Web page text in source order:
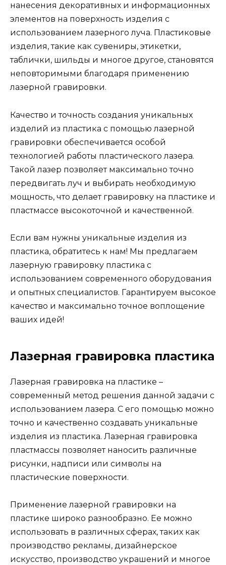
нанесения декоративных и информационных
элементов на поверхность изделия с
использованием лазерного луча. Пластиковые
изделия, такие как сувениры, этикетки,
таблички, шильды и многое другое, становятся
неповторимыми благодаря применению
лазерной гравировки.
Качество и точность создания уникальных
изделий из пластика с помощью лазерной
гравировки обеспечивается особой
технологией работы пластического лазера.
Такой лазер позволяет максимально точно
передвигать луч и выбирать необходимую
мощность, что делает гравировку на пластике и
пластмассе высокоточной и качественной.
Если вам нужны уникальные изделия из
пластика, обратитесь к нам! Мы предлагаем
лазерную гравировку пластика с
использованием современного оборудования
и опытных специалистов. Гарантируем высокое
качество и максимально точное воплощение
ваших идей!
Лазерная гравировка пластика
Лазерная гравировка на пластике –
современный метод решения данной задачи с
использованием лазера. С его помощью можно
точно и качественно создавать уникальные
изделия из пластика. Лазерная гравировка
пластмассы позволяет наносить различные
рисунки, надписи или символы на
пластические поверхности.
Применение лазерной гравировки на
пластике широко разнообразно. Ее можно
использовать в различных сферах, таких как
производство рекламы, дизайнерское
искусство, производство украшений и многое